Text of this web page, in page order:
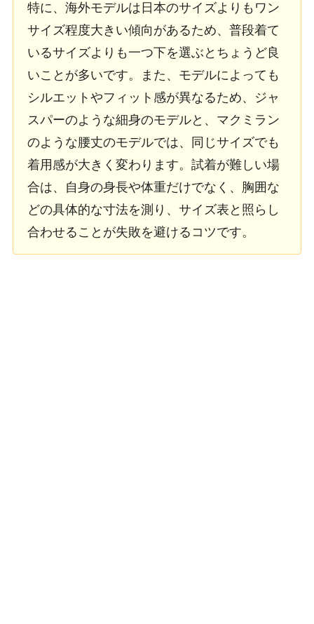
特に、海外モデルは日本のサイズよりもワン
サイズ程度大きい傾向があるため、普段着て
いるサイズよりも一つ下を選ぶとちょうど良
いことが多いです。また、モデルによっても
シルエットやフィット感が異なるため、ジャ
スパーのような細身のモデルと、マクミラン
のような腰丈のモデルでは、同じサイズでも
着用感が大きく変わります。試着が難しい場
合は、自身の身長や体重だけでなく、胸囲な
どの具体的な寸法を測り、サイズ表と照らし
合わせることが失敗を避けるコツです。